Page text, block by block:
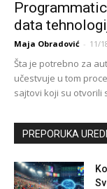
data
Maja Obradović - 11/
Šta je potrebno za
učestvuje u tom
sajtovi koji su otvorili
PREPORUKA